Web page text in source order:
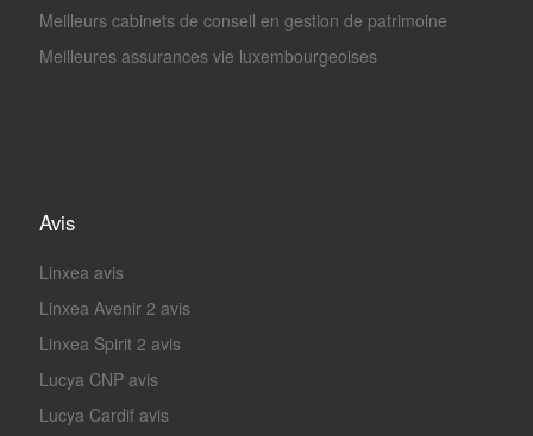
Meilleurs cabinets de conseil en gestion de patrimoine
Meilleures assurances vie luxembourgeoises
Avis
Linxea avis
Linxea Avenir 2 avis
Linxea Spirit 2 avis
Lucya CNP avis
Lucya Cardif avis